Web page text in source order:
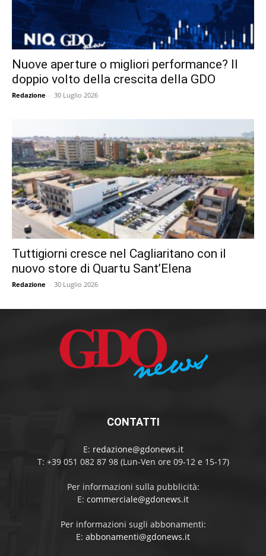
Nuove aperture o migliori performance? Il
doppio volto della crescita della GDO
Redazione - 30 Luglio 2026
Tuttigiorni cresce nel Cagliaritano con il
nuovo store di Quartu Sant’Elena
Redazione - 30 Luglio 2026
CONTATTI
E: redazione@gdonews.it
T: +39 051 082 87 98 (Lun-Ven ore 09-12 e 15-17)
Per informazioni sulla pubblicità:
E: commerciale@gdonews.it
Per informazioni sugli abbonamenti:
E: abbonamenti@gdonews.it